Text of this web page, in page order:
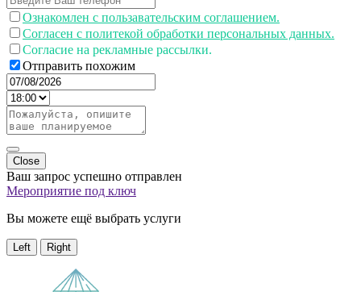
Ознакомлен с пользавательским соглашением.
Согласен с политекой обработки персональных данных.
Согласие на рекламные рассылки.
Отправить похожим
Close
Ваш запрос успешно отправлен
Мероприятие под ключ
Вы можете ещё выбрать услуги
Left Right